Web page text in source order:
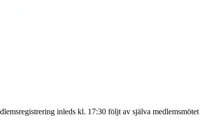
inleds kl. 17:30 följt av själva medlemsmötet